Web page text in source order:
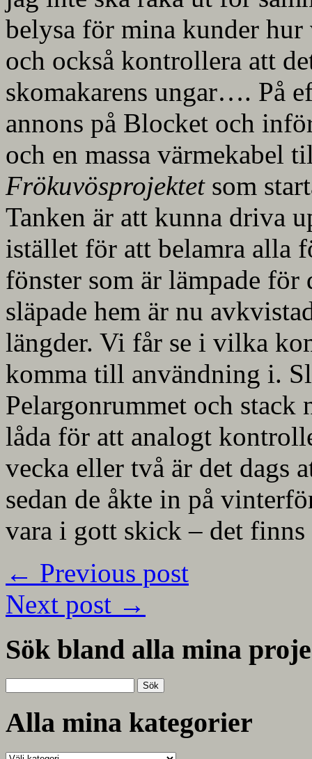
belysa för mina kunder
och också kontrollera att
skomakarens ungar…. På
annons på Blocket och
och en massa värmekabel
Frökuvösprojektetsom
Tanken är att kunna driva
istället för att belamra alla
fönster som är lämpade
släpade hem är nu
längder. Vi får se i vilka
komma till användning i.
Pelargonrummet och
låda för att analogt
vecka eller två är det dags
sedan de åkte in på
vara i gott skick – det
← Previous post
Next post →
Sök bland alla mina
efter:
Alla mina kategorier